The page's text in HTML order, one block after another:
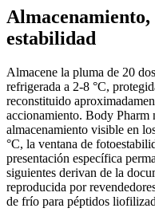
estabilidad
Almacene la pluma de 20
refrigerada a 2-8 °C,
reconstituido
accionamiento. Body Pharm
almacenamiento visible en
°C, la ventana de
presentación específica
siguientes derivan de la
reproducida por
de frío para péptidos